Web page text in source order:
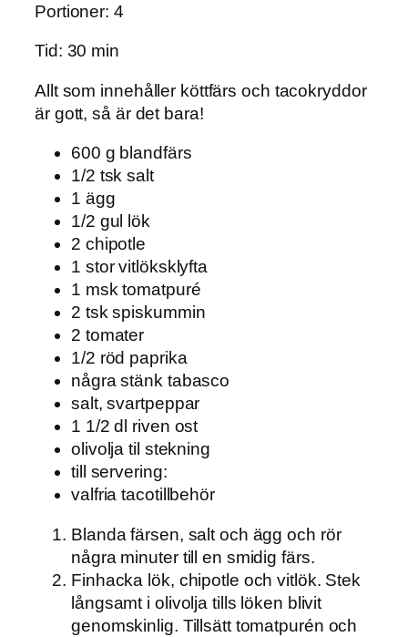
Portioner: 4
Tid: 30 min
Allt som innehåller köttfärs och tacokryddor
är gott, så är det bara!
600 g blandfärs
1/2 tsk salt
1 ägg
1/2 gul lök
2 chipotle
1 stor vitlöksklyfta
1 msk tomatpuré
2 tsk spiskummin
2 tomater
1/2 röd paprika
några stänk tabasco
salt, svartpeppar
1 1/2 dl riven ost
olivolja til stekning
till servering:
valfria tacotillbehör
Blanda färsen, salt och ägg och rör
några minuter till en smidig färs.
Finhacka lök, chipotle och vitlök. Stek
långsamt i olivolja tills löken blivit
genomskinlig. Tillsätt tomatpurén och